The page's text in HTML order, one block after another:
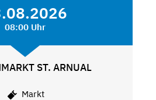
08:00 Uhr
ST. ARNUAL
Markt